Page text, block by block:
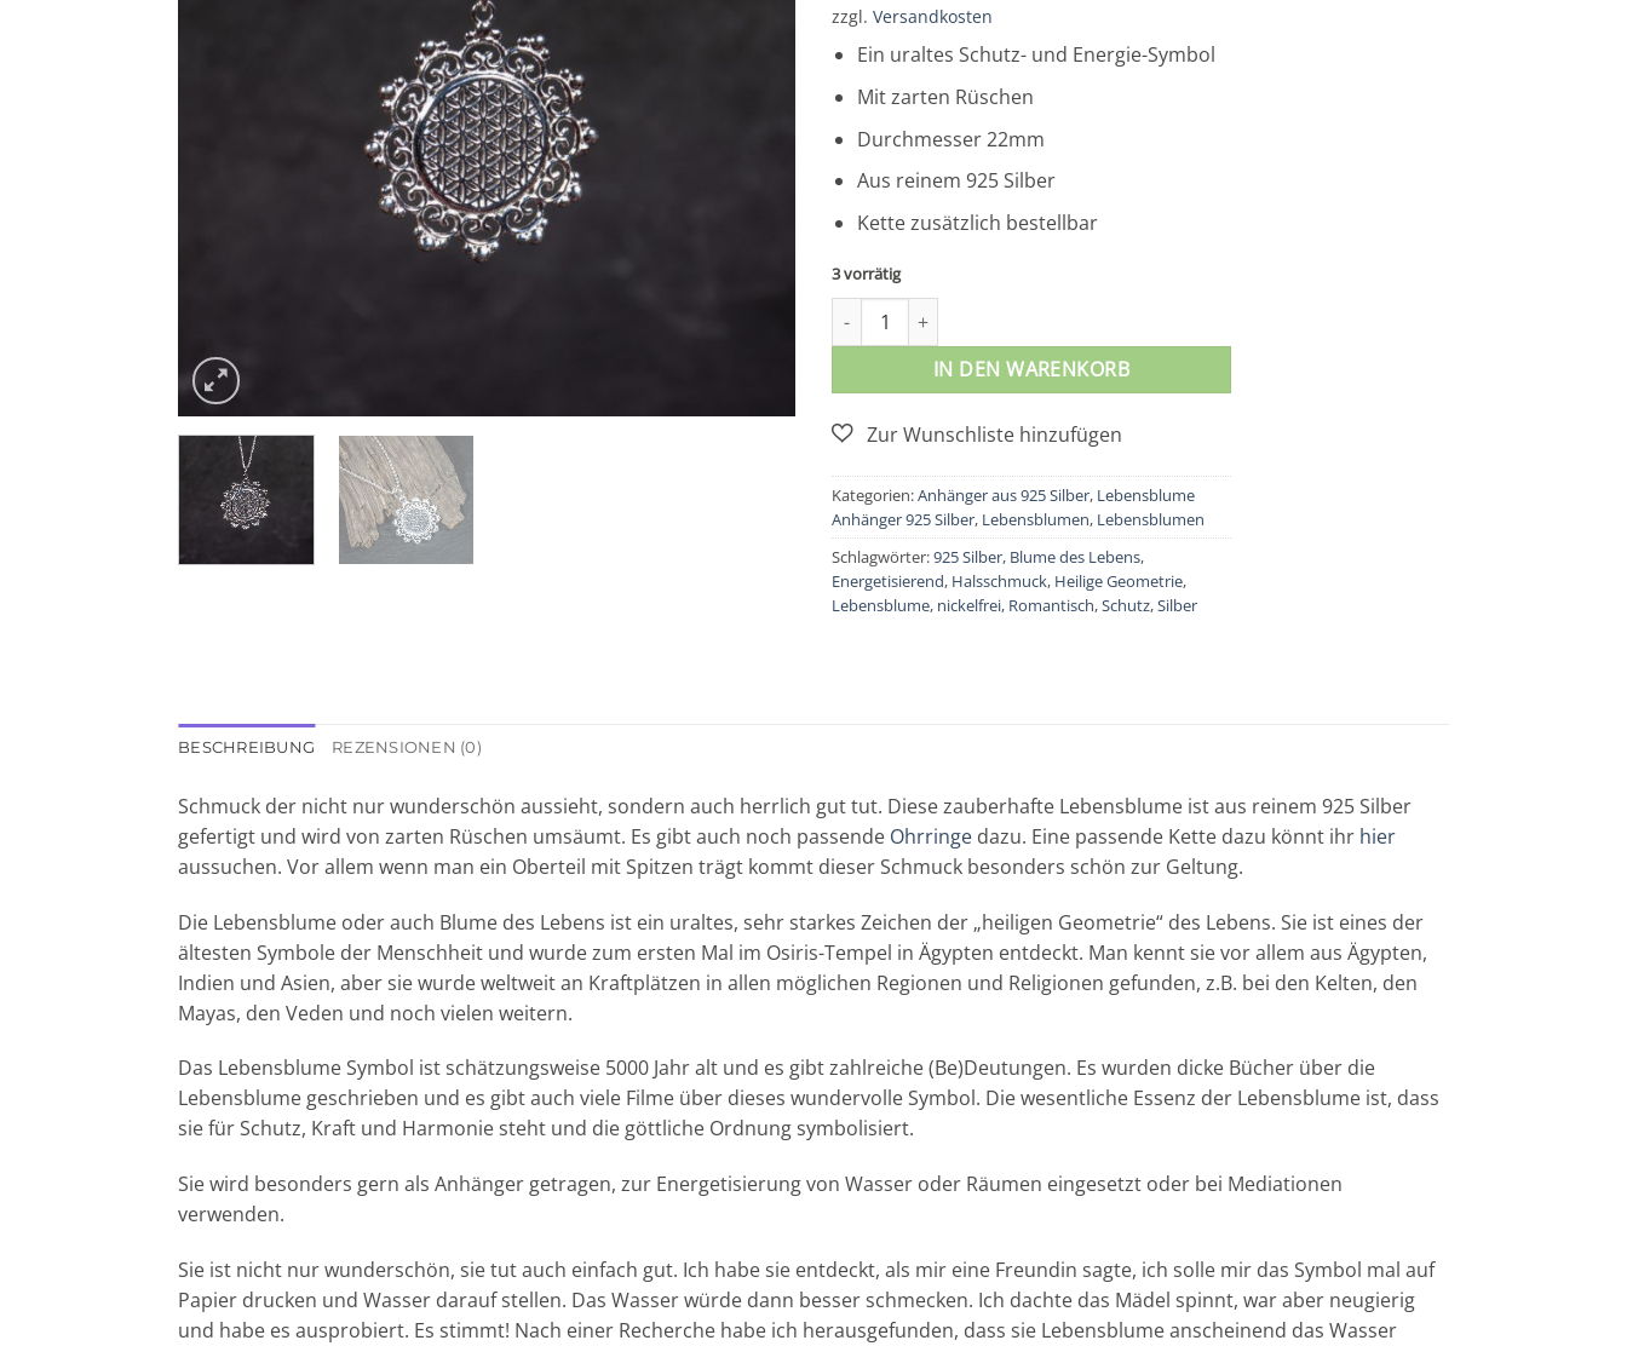
zzgl. Versandkosten
Ein uraltes Schutz- und Energie-Symbol
Mit zarten Rüschen
Durchmesser 22mm
Aus reinem 925 Silber
Kette zusätzlich bestellbar
3 vorrätig
Lebensblume mit Rüschen 22mm Menge
IN DEN WARENKORB
Kategorien:Anhänger aus 925 Silber, Lebensblume
Anhänger 925 Silber, Lebensblumen, Lebensblumen
Schlagwörter:925 Silber, Blume des Lebens,
Energetisierend, Halsschmuck, Heilige Geometrie,
Lebensblume, nickelfrei, Romantisch,Schutz,Silber
BESCHREIBUNG REZENSIONEN (0)
Schmuck der nicht nur wunderschön aussieht, sondern auch herrlich gut tut. Diese zauberhafte Lebensblume ist aus reinem 925 Silber
gefertigt und wird von zarten Rüschen umsäumt. Es gibt auch noch passende Ohrringe dazu. Eine passende Kette dazu könnt ihr hier
aussuchen. Vor allem wenn man ein Oberteil mit Spitzen trägt kommt dieser Schmuck besonders schön zur Geltung.
Die Lebensblume oder auch Blume des Lebens ist ein uraltes, sehr starkes Zeichen der „heiligen Geometrie“ des Lebens. Sie ist eines der
ältesten Symbole der Menschheit und wurde zum ersten Mal im Osiris-Tempel in Ägypten entdeckt. Man kennt sie vor allem aus Ägypten,
Indien und Asien, aber sie wurde weltweit an Kraftplätzen in allen möglichen Regionen und Religionen gefunden, z.B. bei den Kelten, den
Mayas, den Veden und noch vielen weitern.
Das Lebensblume Symbol ist schätzungsweise 5000 Jahr alt und es gibt zahlreiche (Be)Deutungen. Es wurden dicke Bücher über die
Lebensblume geschrieben und es gibt auch viele Filme über dieses wundervolle Symbol. Die wesentliche Essenz der Lebensblume ist, dass
sie für Schutz, Kraft und Harmonie steht und die göttliche Ordnung symbolisiert.
Sie wird besonders gern als Anhänger getragen, zur Energetisierung von Wasser oder Räumen eingesetzt oder bei Mediationen
verwenden.
Sie ist nicht nur wunderschön, sie tut auch einfach gut. Ich habe sie entdeckt, als mir eine Freundin sagte, ich solle mir das Symbol mal auf
Papier drucken und Wasser darauf stellen. Das Wasser würde dann besser schmecken. Ich dachte das Mädel spinnt, war aber neugierig
und habe es ausprobiert. Es stimmt! Nach einer Recherche habe ich herausgefunden, dass sie Lebensblume anscheinend das Wasser